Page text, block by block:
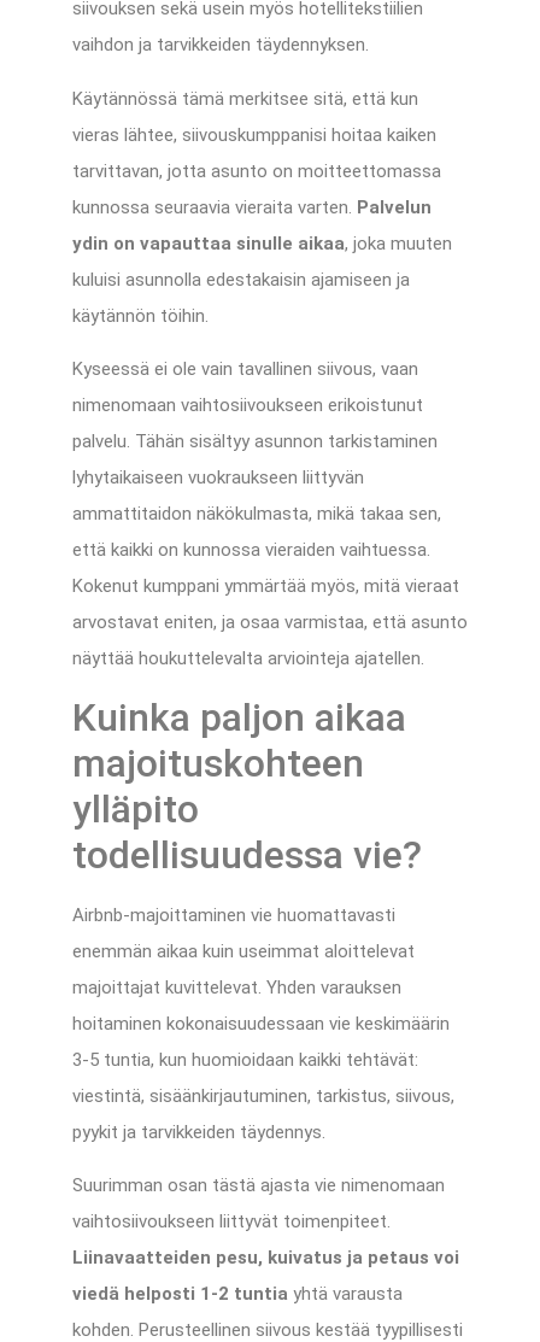
siivouksen sekä usein myös hotellitekstiilien
vaihdon ja tarvikkeiden täydennyksen.
Käytännössä tämä merkitsee sitä, että kun
vieras lähtee, siivouskumppanisi hoitaa kaiken
tarvittavan, jotta asunto on moitteettomassa
kunnossa seuraavia vieraita varten. Palvelun
ydin on vapauttaa sinulle aikaa, joka muuten
kuluisi asunnolla edestakaisin ajamiseen ja
käytännön töihin.
Kyseessä ei ole vain tavallinen siivous, vaan
nimenomaan vaihtosiivoukseen erikoistunut
palvelu. Tähän sisältyy asunnon tarkistaminen
lyhytaikaiseen vuokraukseen liittyvän
ammattitaidon näkökulmasta, mikä takaa sen,
että kaikki on kunnossa vieraiden vaihtuessa.
Kokenut kumppani ymmärtää myös, mitä vieraat
arvostavat eniten, ja osaa varmistaa, että asunto
näyttää houkuttelevalta arviointeja ajatellen.
Kuinka paljon aikaa
majoituskohteen
ylläpito
todellisuudessa vie?
Airbnb-majoittaminen vie huomattavasti
enemmän aikaa kuin useimmat aloittelevat
majoittajat kuvittelevat. Yhden varauksen
hoitaminen kokonaisuudessaan vie keskimäärin
3-5 tuntia, kun huomioidaan kaikki tehtävät:
viestintä, sisäänkirjautuminen, tarkistus, siivous,
pyykit ja tarvikkeiden täydennys.
Suurimman osan tästä ajasta vie nimenomaan
vaihtosiivoukseen liittyvät toimenpiteet.
Liinavaatteiden pesu, kuivatus ja petaus voi
viedä helposti 1-2 tuntia yhtä varausta
kohden. Perusteellinen siivous kestää tyypillisesti